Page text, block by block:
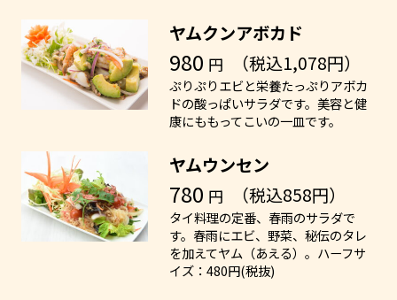
ヤムクンアボカド
980 円 （税込1,078円）
ぷりぷりエビと栄養たっぷりアボカ
ドの酸っぱいサラダです。美容と健
康にももってこいの一皿です。
ヤムウンセン
780 円 （税込858円）
タイ料理の定番、春雨のサラダで
す。春雨にエビ、野菜、秘伝のタレ
を加えてヤム（あえる）。ハーフサ
イズ：480円(税抜)